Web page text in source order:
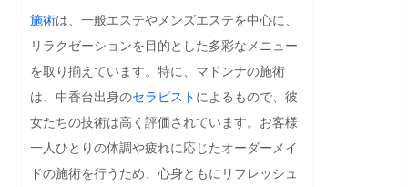
施術は、一般エステやメンズエステを中心に、
リラクゼーションを目的とした多彩なメニュー
を取り揃えています。特に、マドンナの施術
は、中香台出身のセラピスト によるもので、彼
女たちの技術は高く評価されています。お客様
一人ひとりの体調や疲れに応じたオーダーメイ
ドの施術を行うため、心身ともにリフレッシュ